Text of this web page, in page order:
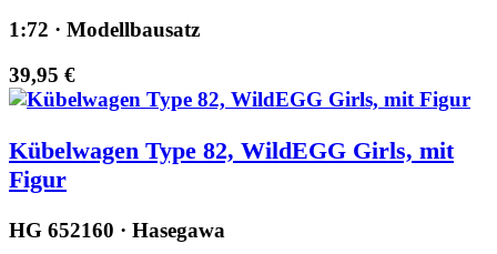
1:72 · Modellbausatz
39,95 €
Kübelwagen Type 82, WildEGG Girls, mit
Figur
HG 652160 · Hasegawa